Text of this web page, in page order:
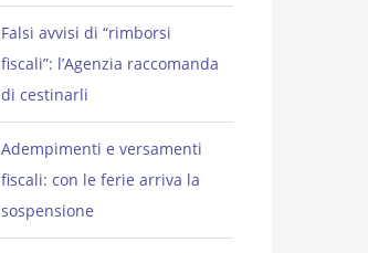
Falsi avvisi di “rimborsi
fiscali”: l’Agenzia raccomanda
di cestinarli
Adempimenti e versamenti
fiscali: con le ferie arriva la
sospensione